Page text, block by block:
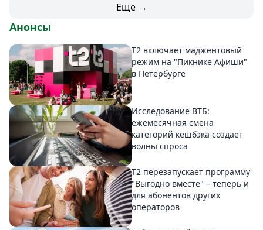
Еще →
Анонсы
Т2 включает маджентовый
режим на "Пикнике Афиши"
в Петербурге
Исследование ВТБ:
ежемесячная смена
категорий кешбэка создает
волны спроса
Т2 перезапускает программу
"Выгодно вместе" – теперь и
для абонентов других
операторов